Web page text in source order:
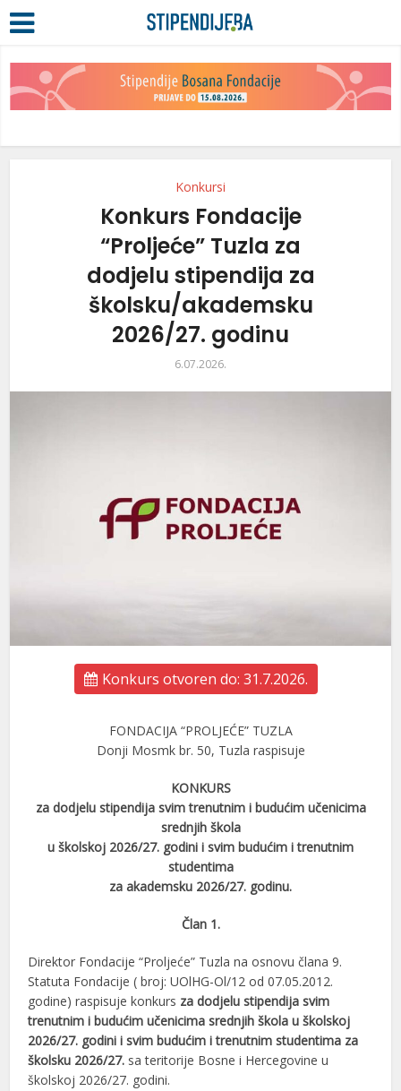
Konkursi
Konkurs Fondacije
“Proljeće” Tuzla za
dodjelu stipendija za
školsku/akademsku
2026/27. godinu
6.07.2026.
Konkurs otvoren do: 31.7.2026.
FONDACIJA “PROLJEĆE” TUZLA
Donji Mosmk br. 50, Tuzla raspisuje
KONKURS
za dodjelu stipendija svim trenutnim i budućim učenicima
srednjih škola
u školskoj 2026/27. godini i svim budućim i trenutnim
studentima
za akademsku 2026/27. godinu.
Član 1.
Direktor Fondacije “Proljeće” Tuzla na osnovu člana 9.
Statuta Fondacije ( broj: UOlHG-Ol/12 od 07.05.2012.
godine) raspisuje konkurs za dodjelu stipendija svim
trenutnim i budućim učenicima srednjih škola u školskoj
2026/27. godini i svim budućim i trenutnim studentima za
školsku 2026/27. sa teritorije Bosne i Hercegovine u
školskoj 2026/27. godini.